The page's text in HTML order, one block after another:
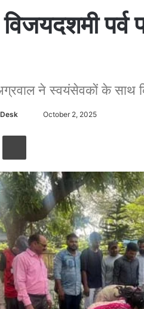
पर्व
ने स्वयंसेवकों के साथ
SendOctober 2, 2025
via Email Print